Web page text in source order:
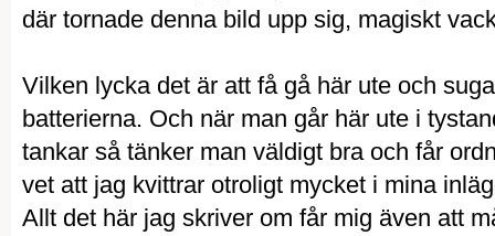
där tornade denna bild upp sig, magiskt
Vilken lycka det är att få gå här ute och
batterierna. Och när man går här ute i
tankar så tänker man väldigt bra och får
vet att jag kvittrar otroligt mycket i mina
Allt det här jag skriver om får mig även att